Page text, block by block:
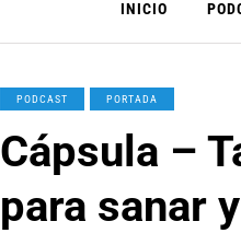
INICIO
PODCAST PORTADA
Cápsula –
para sanar